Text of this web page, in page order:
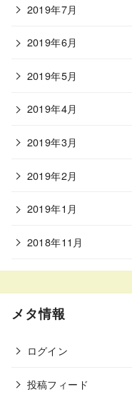
2019年7月
2019年6月
2019年5月
2019年4月
2019年3月
2019年2月
2019年1月
2018年11月
メタ情報
ログイン
投稿フィード